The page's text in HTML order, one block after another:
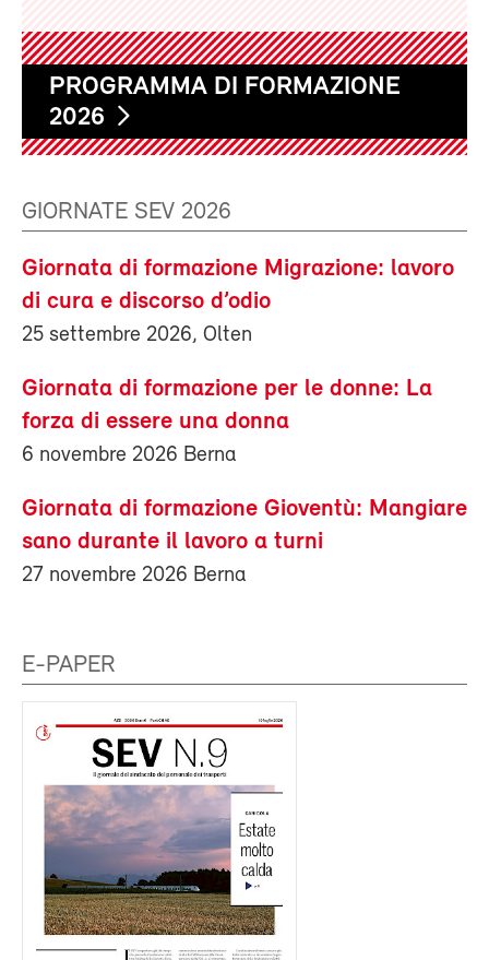
PROGRAMMA DI FORMAZIONE
2026
GIORNATE SEV 2026
Giornata di formazione Migrazione: lavoro
di cura e discorso d’odio
25 settembre 2026, Olten
Giornata di formazione per le donne: La
forza di essere una donna
6 novembre 2026 Berna
Giornata di formazione Gioventù: Mangiare
sano durante il lavoro a turni
27 novembre 2026 Berna
E-PAPER